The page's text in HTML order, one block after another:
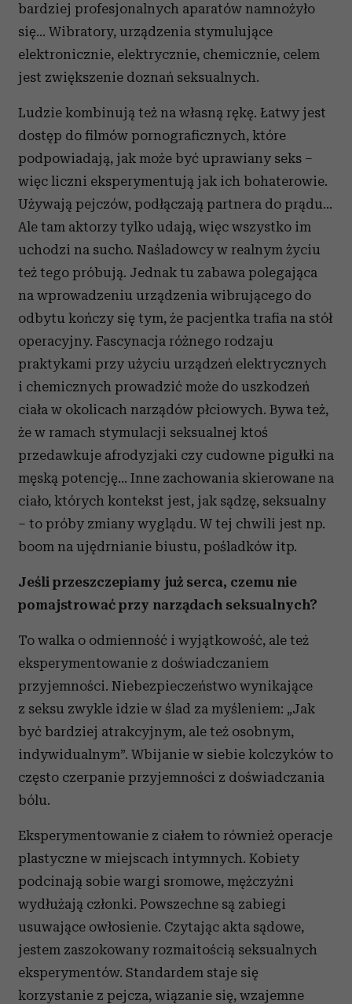
bardziej profesjonalnych aparatów namnożyło
się... Wibratory, urządzenia stymulujące
elektronicznie, elektrycznie, chemicznie, celem
jest zwiększenie doznań seksualnych.
Ludzie kombinują też na własną rękę. Łatwy jest
dostęp do filmów pornograficznych, które
podpowiadają, jak może być uprawiany seks –
więc liczni eksperymentują jak ich bohaterowie.
Używają pejczów, podłączają partnera do prądu…
Ale tam aktorzy tylko udają, więc wszystko im
uchodzi na sucho. Naśladowcy w realnym życiu
też tego próbują. Jednak tu zabawa polegająca
na wprowadzeniu urządzenia wibrującego do
odbytu kończy się tym, że pacjentka trafia na stół
operacyjny. Fascynacja różnego rodzaju
praktykami przy użyciu urządzeń elektrycznych
i chemicznych prowadzić może do uszkodzeń
ciała w okolicach narządów płciowych. Bywa też,
że w ramach stymulacji seksualnej ktoś
przedawkuje afrodyzjaki czy cudowne pigułki na
męską potencję… Inne zachowania skierowane na
ciało, których kontekst jest, jak sądzę, seksualny
– to próby zmiany wyglądu. W tej chwili jest np.
boom na ujędrnianie biustu, pośladków itp.
Jeśli przeszczepiamy już serca, czemu nie
pomajstrować przy narządach seksualnych?
To walka o odmienność i wyjątkowość, ale też
eksperymentowanie z doświadczaniem
przyjemności. Niebezpieczeństwo wynikające
z seksu zwykle idzie w ślad za myśleniem: „Jak
być bardziej atrakcyjnym, ale też osobnym,
indywidualnym”. Wbijanie w siebie kolczyków to
często czerpanie przyjemności z doświadczania
bólu.
Eksperymentowanie z ciałem to również operacje
plastyczne w miejscach intymnych. Kobiety
podcinają sobie wargi sromowe, mężczyźni
wydłużają członki. Powszechne są zabiegi
usuwające owłosienie. Czytając akta sądowe,
jestem zaszokowany rozmaitością seksualnych
eksperymentów. Standardem staje się
korzystanie z pejcza, wiązanie się, wzajemne